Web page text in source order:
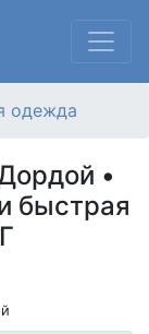
одежда
•
быстрая